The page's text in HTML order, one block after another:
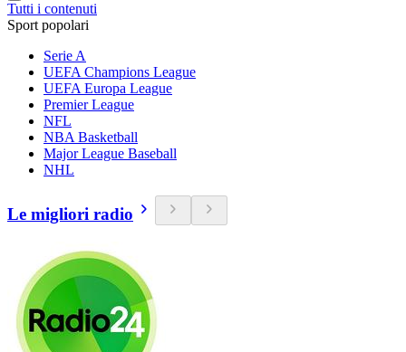
Tutti i contenuti
Sport popolari
Serie A
UEFA Champions League
UEFA Europa League
Premier League
NFL
NBA Basketball
Major League Baseball
NHL
Le migliori radio